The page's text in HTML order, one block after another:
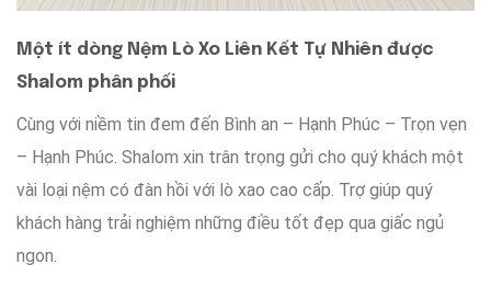
Một ít dòng Nệm Lò Xo Liên Kết Tự Nhiên được
Shalom phân phối
Cùng với niềm tin đem đến Bình an – Hạnh Phúc – Trọn vẹn
– Hạnh Phúc. Shalom xin trân trọng gửi cho quý khách một
vài loại nệm có đàn hồi với lò xao cao cấp Trợ giúp quý
khách hàng trải nghiệm những điều tốt đẹp qua giấc ngủ
ngon